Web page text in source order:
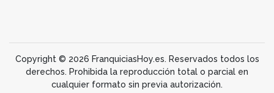
Copyright © 2026 FranquiciasHoy.es. Reservados todos los
derechos. Prohibida la reproducción total o parcial en
cualquier formato sin previa autorización.